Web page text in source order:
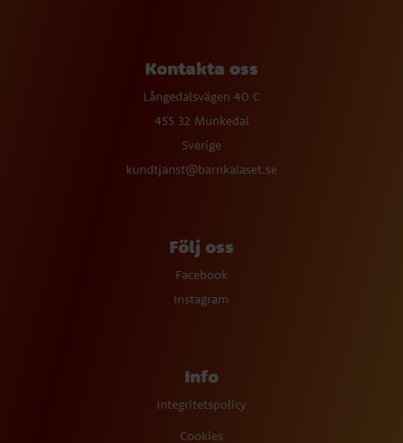
Kontakta oss
Långedalsvägen 40 C
455 32 Munkedal
Sverige
kundtjanst@barnkalaset.se
Följ oss
Facebook
Instagram
Info
Integritetspolicy
Cookies